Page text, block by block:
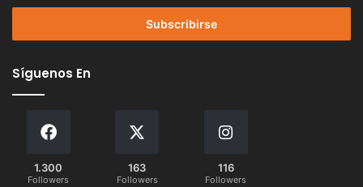
correo
Síguenos En
1.300
Followers
163
Followers
116
Followers